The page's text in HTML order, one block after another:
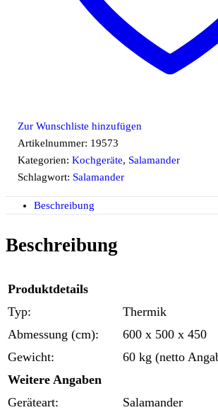
Zur Wunschliste hinzufügen
Artikelnummer: 19573
Kategorien:Kochgeräte, Salamander
Schlagwort: Salamander
Beschreibung
Beschreibung
Produktdetails
Typ:
Thermik
Abmessung (cm):
600 x 500 x 450
Gewicht:
60 kg (netto
Weitere Angaben
Geräteart:
Salamander